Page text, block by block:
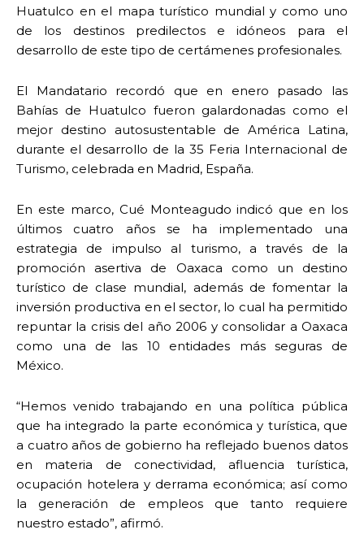
Huatulco en el mapa turístico mundial y como uno
de los destinos predilectos e idóneos para el
desarrollo de este tipo de certámenes profesionales.
El Mandatario recordó que en enero pasado las
Bahías de Huatulco fueron galardonadas como el
mejor destino autosustentable de América Latina,
durante el desarrollo de la 35 Feria Internacional de
Turismo, celebrada en Madrid, España.
En este marco, Cué Monteagudo indicó que en los
últimos cuatro años se ha implementado una
estrategia de impulso al turismo, a través de la
promoción asertiva de Oaxaca como un destino
turístico de clase mundial, además de fomentar la
inversión productiva en el sector, lo cual ha permitido
repuntar la crisis del año 2006 y consolidar a Oaxaca
como una de las 10 entidades más seguras de
México.
“Hemos venido trabajando en una política pública
que ha integrado la parte económica y turística, que
a cuatro años de gobierno ha reflejado buenos datos
en materia de conectividad, afluencia turística,
ocupación hotelera y derrama económica; así como
la generación de empleos que tanto requiere
nuestro estado”, afirmó.